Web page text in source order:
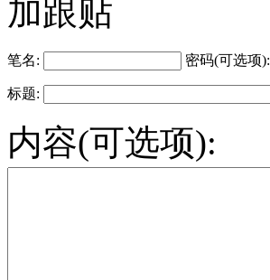
加跟贴
笔名: 密码(可选项):
标题:
内容(可选项):